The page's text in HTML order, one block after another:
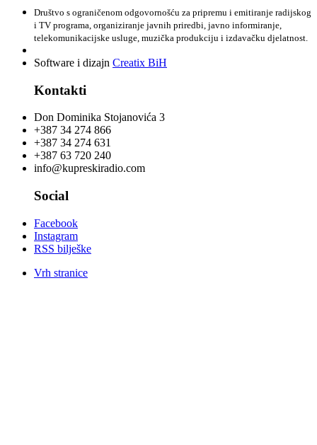
Društvo s ograničenom odgovornošću za pripremu i emitiranje radijskog
i TV programa, organiziranje javnih priredbi, javno informiranje,
telekomunikacijske usluge, muzička produkciju i izdavačku djelatnost.
Software i dizajn Creatix BiH
Kontakti
Don Dominika Stojanovića 3
+387 34 274 866
+387 34 274 631
+387 63 720 240
info@kupreskiradio.com
Social
Facebook
Instagram
RSS bilješke
Vrh stranice